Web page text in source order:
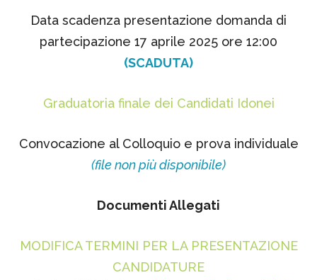
Data scadenza presentazione domanda di
partecipazione 17 aprile 2025 ore 12:00
(SCADUTA)
Graduatoria finale dei Candidati Idonei
Convocazione al Colloquio e prova individuale
(file non più disponibile)
Documenti Allegati
MODIFICA TERMINI PER LA PRESENTAZIONE
CANDIDATURE